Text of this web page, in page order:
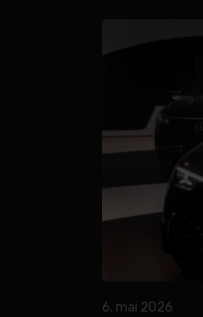
6. mai 2026